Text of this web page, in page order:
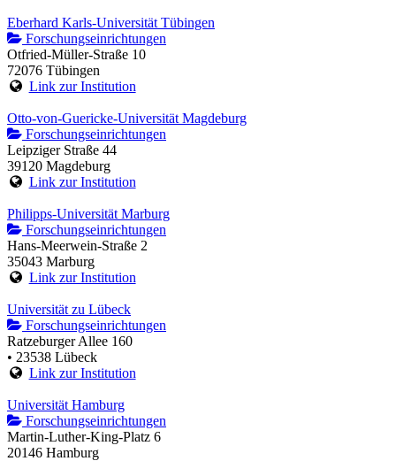
Eberhard Karls-Universität Tübingen
Forschungseinrichtungen
Otfried-Müller-Straße 10
72076 Tübingen
Link zur Institution
Otto-von-Guericke-Universität Magdeburg
Forschungseinrichtungen
Leipziger Straße 44
39120 Magdeburg
Link zur Institution
Philipps-Universität Marburg
Forschungseinrichtungen
Hans-Meerwein-Straße 2
35043 Marburg
Link zur Institution
Universität zu Lübeck
Forschungseinrichtungen
Ratzeburger Allee 160
• 23538 Lübeck
Link zur Institution
Universität Hamburg
Forschungseinrichtungen
Martin-Luther-King-Platz 6
20146 Hamburg